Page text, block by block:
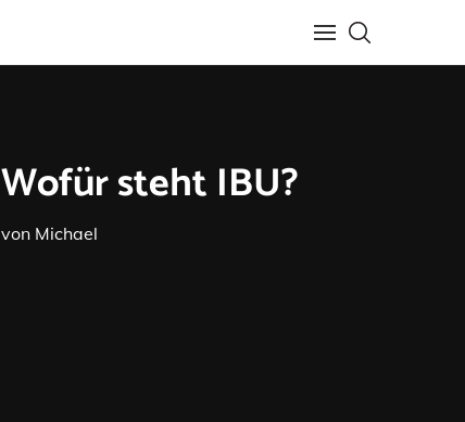
Wofür steht IBU?
von Michael